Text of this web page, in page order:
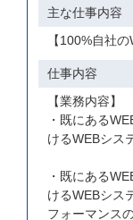
主な仕事内容
【100%自社
仕事内容
【業務内容】
・既にある
けるWEBシス
・既にある
けるWEBシス
フォーマンス